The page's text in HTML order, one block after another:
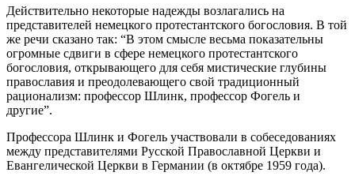
Действительно некоторые надежды возлагались на
представителей немецкого протестантского богословия. В той
же речи сказано так: “В этом смысле весьма показательны
огромные сдвиги в сфере немецкого протестантского
богословия, открывающего для себя мистические глубины
православия и преодолевающего свой традиционный
рационализм: профессор Шлинк, профессор Фогель и
другие”.
Профессора Шлинк и Фогель участвовали в собеседованиях
между представителями Русской Православной Церкви и
Евангелической Церкви в Германии (в октябре 1959 года).